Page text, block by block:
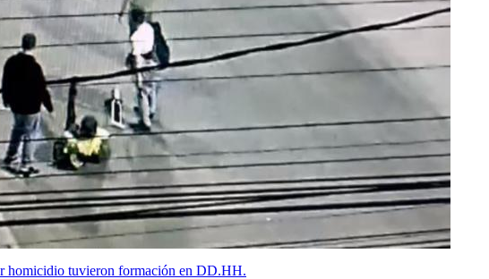
homicidio tuvieron formación en DD.HH.